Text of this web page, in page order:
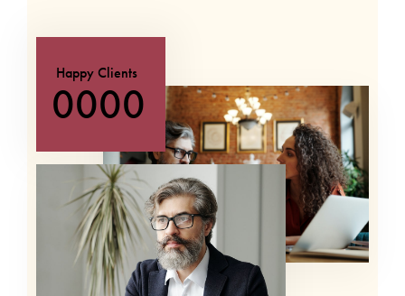
Happy Clients
0000